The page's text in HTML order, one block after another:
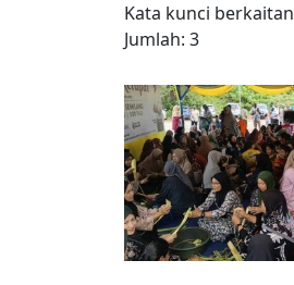
Kata kunci berkaitan
Jumlah: 3